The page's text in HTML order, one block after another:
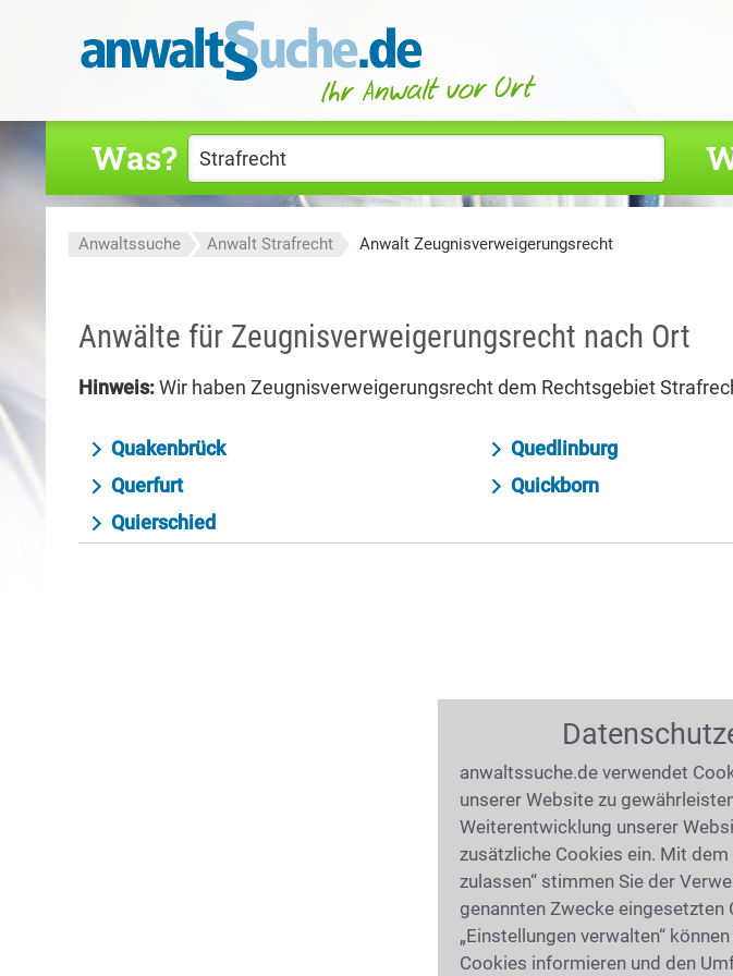
Was?
Anwaltssuche Anwalt Strafrecht Anwalt Zeugnisverweigerungsrecht
Anwälte für Zeugnisverweigerungsrecht nach Ort
Hinweis:Wir haben Zeugnisverweigerungsrecht dem Rechtsgebiet
Quakenbrück
Quedlinburg
Querfurt
Quickborn
Quierschied
anwaltssuche.de verwendet
unserer Website zu
Weiterentwicklung unserer
zusätzliche Cookies ein. Mit
zulassen“ stimmen Sie der
genannten Zwecke eingesetzten
„Einstellungen verwalten“
Cookies informieren und den